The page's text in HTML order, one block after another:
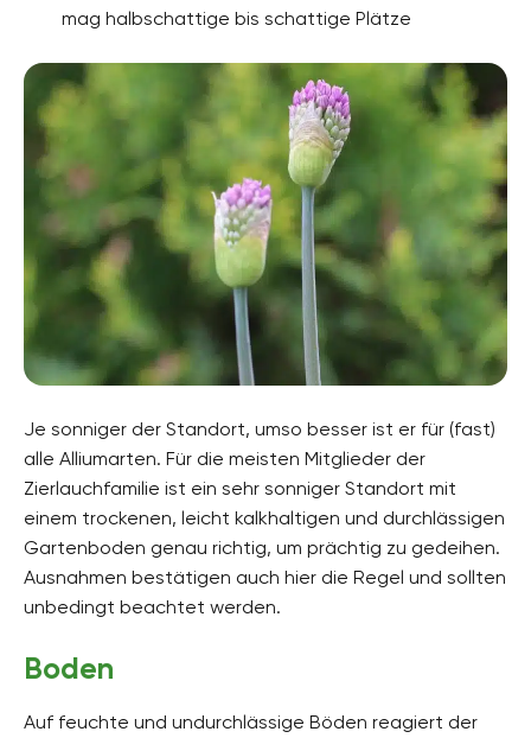
mag halbschattige bis schattige Plätze
Je sonniger der Standort, umso besser ist er für (fast)
alle Alliumarten. Für die meisten Mitglieder der
Zierlauchfamilie ist ein sehr sonniger Standort mit
einem trockenen, leicht kalkhaltigen und durchlässigen
Gartenboden genau richtig, um prächtig zu gedeihen.
Ausnahmen bestätigen auch hier die Regel und sollten
unbedingt beachtet werden.
Boden
Auf feuchte und undurchlässige Böden reagiert der